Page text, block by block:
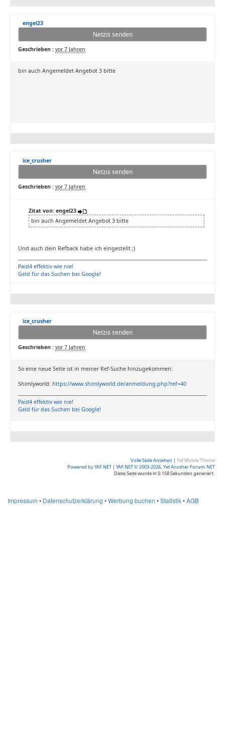
engel23
Netzis senden
Geschrieben : vor 7 Jahren
bin auch Angemeldet Angebot 3 bitte
ice_crusher
Netzis senden
Geschrieben : vor 7 Jahren
Zitat von: engel23
bin auch Angemeldet Angebot 3 bitte
Und auch dein Refback habe ich eingestellt ;)
Paid4 effektiv wie nie!
Geld für das Suchen bei Google!
ice_crusher
Netzis senden
Geschrieben : vor 7 Jahren
So eine neue Seite ist in meiner Ref-Suche hinzugekommen:
Shimlyworld: https://www.shimlyworld.de/anmeldung.php?ref=40
Paid4 effektiv wie nie!
Geld für das Suchen bei Google!
Volle Seite Ansehen | Yaf Mobile Theme
Powered by YAF.NET | YAF.NET © 2003-2026, Yet Another Forum.NET
Diese Seite wurde in 0.158 Sekunden generiert.
Impressum • Datenschutzerklärung •Werbung buchen •Statistik•AGB